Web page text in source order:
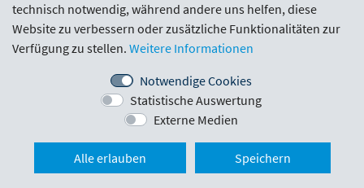
News
Intranet
Förderrichtlinie · Funding Portal Evaluierungen
Downloads
Schlickgasse 3/12
office@wwtf.at
technisch notwendig, während andere uns helfen, diese
Website zu verbessern oder zusätzliche Funktionalitäten zur
Verfügung zu stellen. Weitere Informationen
Notwendige Cookies
Statistische Auswertung
Externe Medien
Alle erlauben Speichern